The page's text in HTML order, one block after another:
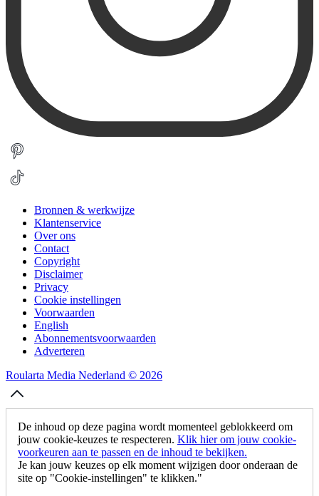
Bronnen & werkwijze
Klantenservice
Over ons
Contact
Copyright
Disclaimer
Privacy
Cookie instellingen
Voorwaarden
English
Abonnementsvoorwaarden
Adverteren
Roularta Media Nederland © 2026
De inhoud op deze pagina wordt momenteel geblokkeerd om
jouw cookie-keuzes te respecteren. Klik hier om jouw cookie-
voorkeuren aan te passen en de inhoud te bekijken.
Je kan jouw keuzes op elk moment wijzigen door onderaan de
site op "Cookie-instellingen" te klikken."